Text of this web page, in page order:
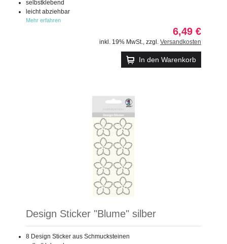
selbstklebend
leicht abziehbar
Mehr erfahren
6,49 €
inkl. 19% MwSt. zzgl. Versandkosten
In den Warenkorb
Design Sticker "Blume" silber
8 Design Sticker aus Schmucksteinen